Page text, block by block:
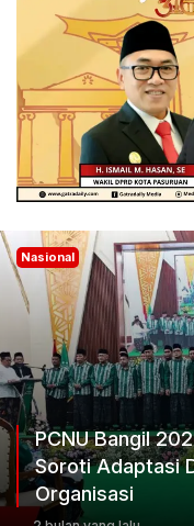
Nasional
PCNU Bangil
Soroti Adaptasi
Organisasi